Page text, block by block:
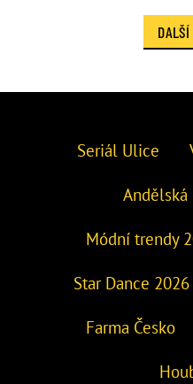
Seriál Ulice
Andělská
Módní trendy
Star Dance 2026
Farma Česko